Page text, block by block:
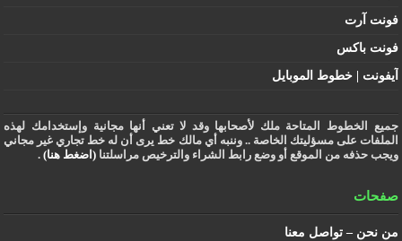
فونت آرت
فونت باكس
آيفونت | خطوط الموبايل
جميع الخطوط المتاحة ملك لأصحابها وقد لا تعني أنها مجانية وإستخدامك لهذه
الملفات على مسؤليتك الخاصة .. وننبه أي مالك خط يرى أن له خط تجاري غير مجاني
ويجب حذفه من الموقع أو وضع رابط الشراء والترخيص مراسلتنا(اضغط هنا) .
صفحات
من نحن – تواصل معنا